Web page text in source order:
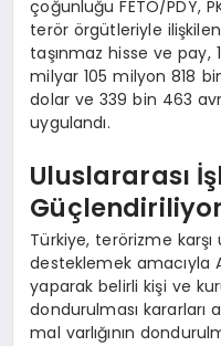
çoğunluğu FETÖ/PDY,
terör örgütleriyle
taşınmaz hisse ve pay,
milyar 105 milyon 818
dolar ve 339 bin 463
uygulandı.
Uluslararası
Güçlendiriliyor
Türkiye, terörizme
desteklemek amacıyla
yaparak belirli kişi ve
dondurulması kararları
mal varlığının